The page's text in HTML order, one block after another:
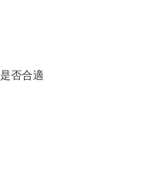
否合適